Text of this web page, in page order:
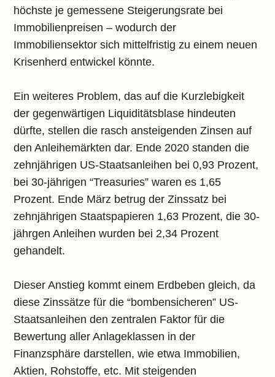
höchste je gemessene Steigerungsrate bei
Immobilienpreisen – wodurch der
Immobiliensektor sich mittelfristig zu einem neuen
Krisenherd entwickel könnte.
Ein weiteres Problem, das auf die Kurzlebigkeit
der gegenwärtigen Liquiditätsblase hindeuten
dürfte, stellen die rasch ansteigenden Zinsen auf
den Anleihemärkten dar. Ende 2020 standen die
zehnjährigen US-Staatsanleihen bei 0,93 Prozent,
bei 30-jährigen “Treasuries” waren es 1,65
Prozent. Ende März betrug der Zinssatz bei
zehnjährigen Staatspapieren 1,63 Prozent, die 30-
jährgen Anleihen wurden bei 2,34 Prozent
gehandelt.
Dieser Anstieg kommt einem Erdbeben gleich, da
diese Zinssätze für die “bombensicheren” US-
Staatsanleihen den zentralen Faktor für die
Bewertung aller Anlageklassen in der
Finanzsphäre darstellen, wie etwa Immobilien,
Aktien, Rohstoffe, etc. Mit steigenden